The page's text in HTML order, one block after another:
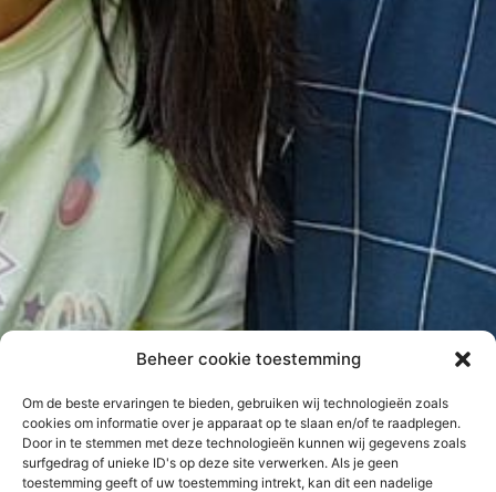
Beheer cookie toestemming
Om de beste ervaringen te bieden, gebruiken wij technologieën zoals
cookies om informatie over je apparaat op te slaan en/of te raadplegen.
Door in te stemmen met deze technologieën kunnen wij gegevens zoals
surfgedrag of unieke ID's op deze site verwerken. Als je geen
toestemming geeft of uw toestemming intrekt, kan dit een nadelige